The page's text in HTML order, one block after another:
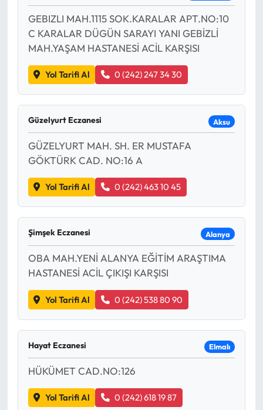
GEBIZLI MAH.1115 SOK.KARALAR APT.NO:10
C KARALAR DÜGÜN SARAYI YANI GEBİZLİ
MAH.YAŞAM HASTANESİ ACİL KARŞISI
Yol Tarifi Al 0 (242) 247 34 30
Güzelyurt Eczanesi Aksu
GÜZELYURT MAH. SH. ER MUSTAFA
GÖKTÜRK CAD. NO:16 A
Yol Tarifi Al 0 (242) 463 10 45
Şimşek Eczanesi Alanya
OBA MAH.YENİ ALANYA EĞİTİM ARAŞTIMA
HASTANESİ ACİL ÇIKIŞI KARŞISI
Yol Tarifi Al 0 (242) 538 80 90
Hayat Eczanesi Elmalı
HÜKÜMET CAD.NO:126
Yol Tarifi Al 0 (242) 618 19 87